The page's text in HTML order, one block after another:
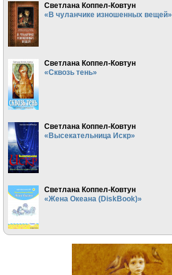
Светлана Коппел-Ковтун
«В чуланчике изношенных вещей»
Светлана Коппел-Ковтун
«Сквозь тень»
Светлана Коппел-Ковтун
«Высекательница Искр»
Светлана Коппел-Ковтун
«Жена Океана (DiskBook)»